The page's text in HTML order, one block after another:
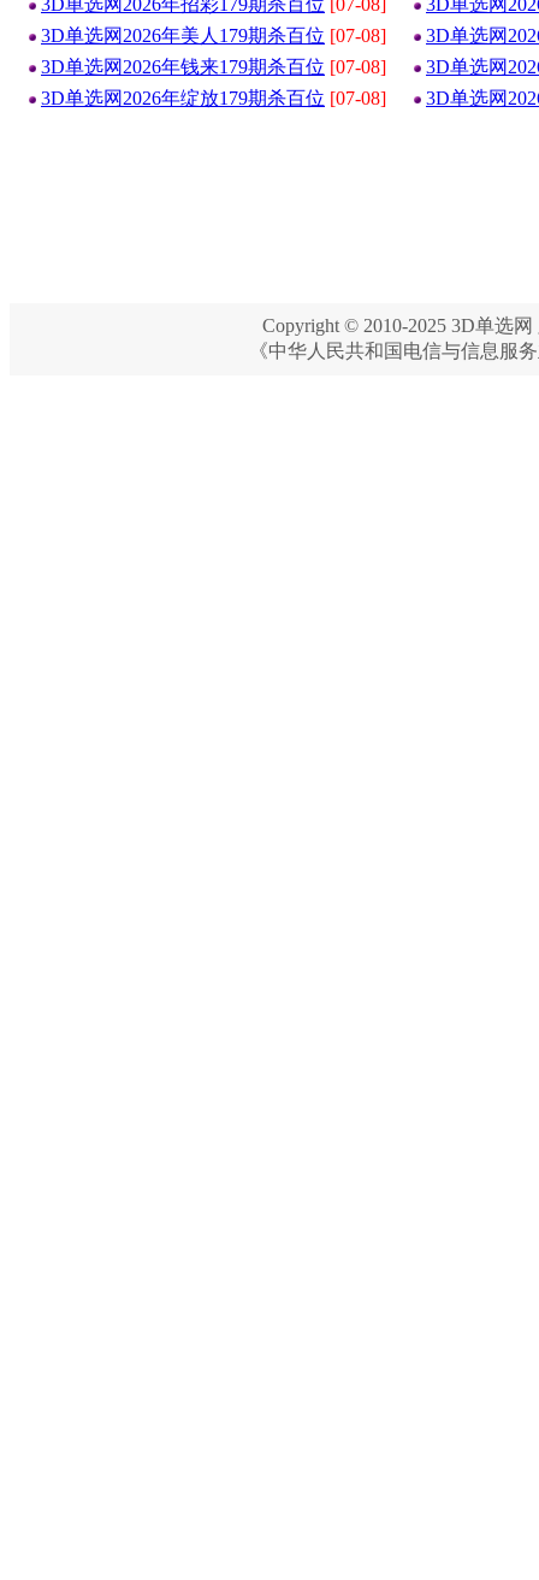
3D单选网2026年招彩179期杀百位 [07-08]
3D单选网
3D单选网2026年美人179期杀百位 [07-08]
3D单选网
3D单选网2026年钱来179期杀百位 [07-08]
3D单选网
3D单选网2026年绽放179期杀百位 [07-08] 3D单选网
Copyright © 2010-2025 3D单选网
《中华人民共和国电信与信息服